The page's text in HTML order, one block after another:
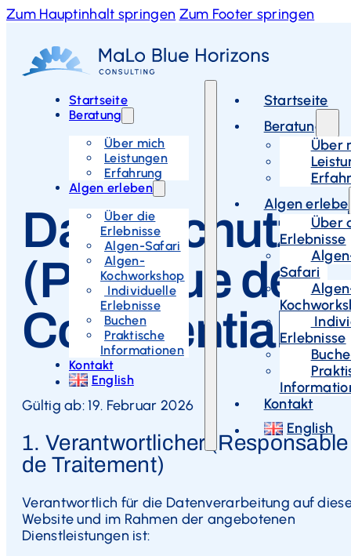
Zum Hauptinhalt springen Zum Footer springen
Startseite
Beratung
Über mich
Leistungen
Erfahrung
Algen erleben
Über die
Erlebnisse
Algen-Safari
Algen-
Kochworkshop
Individuelle
Erlebnisse
Buchen
Praktische
Informationen
Kontakt
English
Startseite
Beratung
Über
Algen
Über
Erlebnisse
Safari
Erlebnisse
Kontakt
English
(Politique de
Gültig ab: 19. Februar 2026
1. Verantwortlicher (Responsable
de Traitement)
Verantwortlich für die Datenverarbeitung auf
Website und im Rahmen der angebotenen
Dienstleistungen ist: